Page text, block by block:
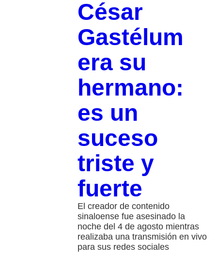
César
Gastélum
era su
hermano:
es un
suceso
triste y
fuerte
El creador de contenido
sinaloense fue asesinado la
noche del 4 de agosto mientras
realizaba una transmisión en vivo
para sus redes sociales